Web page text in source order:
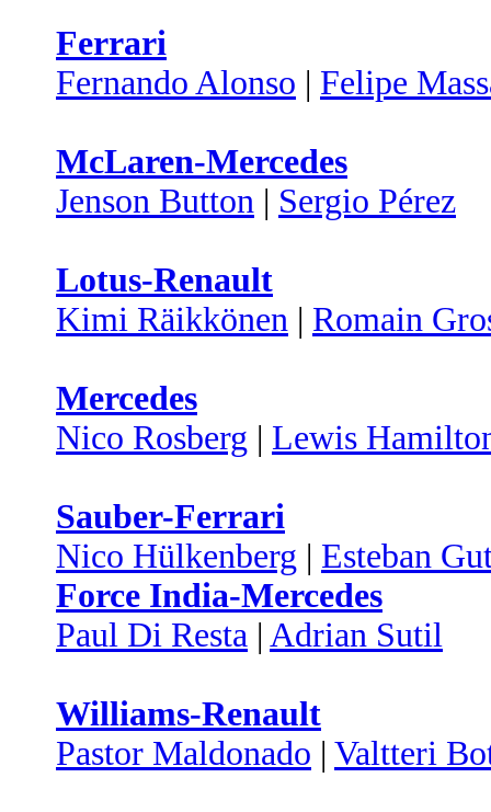
Ferrari
Fernando Alonso | Felipe
McLaren-Mercedes
Jenson Button | Sergio Pérez
Lotus-Renault
Kimi Räikkönen | Romain
Mercedes
Nico Rosberg | Lewis
Sauber-Ferrari
Nico Hülkenberg | Esteban
Force India-Mercedes
Paul Di Resta | Adrian Sutil
Williams-Renault
Pastor Maldonado | Valtteri